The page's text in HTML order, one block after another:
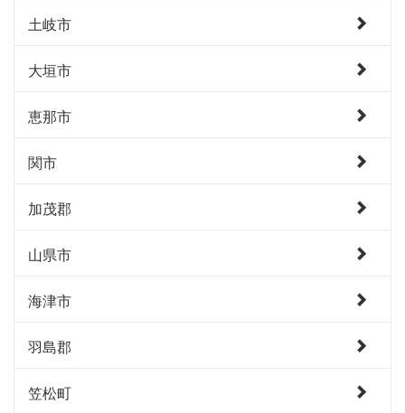
土岐市
大垣市
恵那市
関市
加茂郡
山県市
海津市
羽島郡
笠松町